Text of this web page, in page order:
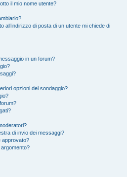
il mio nome utente?
all’indirizzo di posta di un utente mi chiede di
in un forum?
opzioni del sondaggio?
di invio dei messaggi?
approvato?